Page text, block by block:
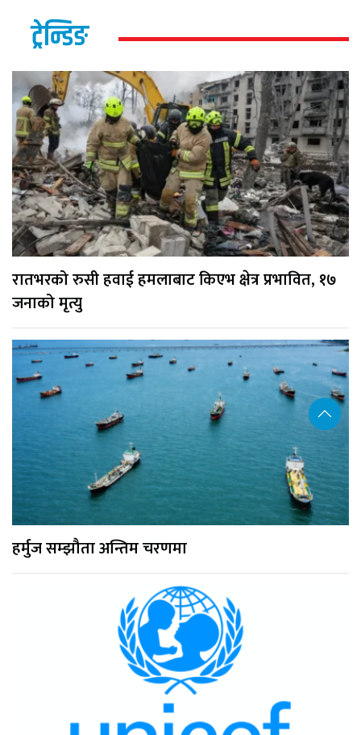
ट्रेन्डिङ
रातभरको रुसी हवाई हमलाबाट किएभ क्षेत्र प्रभावित, १७
जनाको मृत्यु
हर्मुज सम्झौता अन्तिम चरणमा